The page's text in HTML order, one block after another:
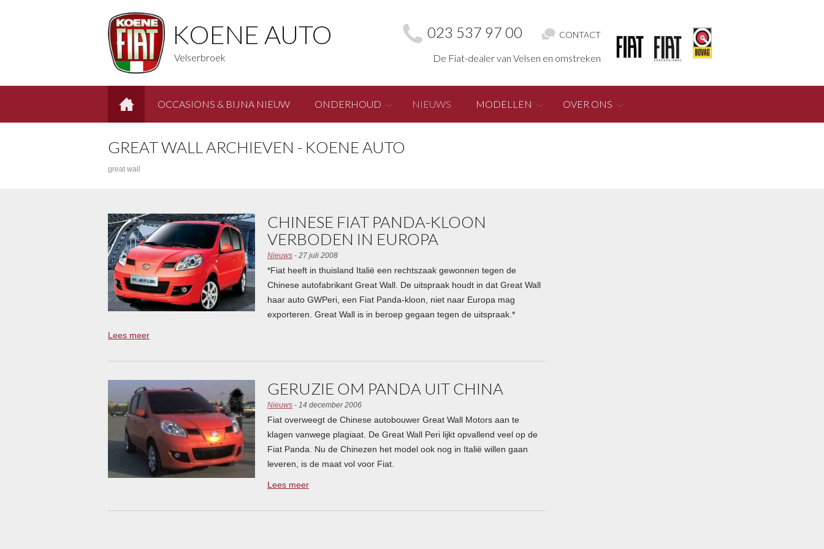
KOENE AUTO
Velserbroek
023 537 97 00 CONTACT
De Fiat-dealer van Velsen en omstreken
OCCASIONS & BIJNA NIEUW ONDERHOUD NIEUWS MODELLEN OVER ONS
GREAT WALL ARCHIEVEN - KOENE AUTO
great wall
CHINESE FIAT PANDA-KLOON
VERBODEN IN EUROPA
Nieuws - 27 juli 2008
*Fiat heeft in thuisland Italië een rechtszaak gewonnen tegen de
Chinese autofabrikant Great Wall. De uitspraak houdt in dat Great Wall
haar auto GWPeri, een Fiat Panda-kloon, niet naar Europa mag
exporteren. Great Wall is in beroep gegaan tegen de uitspraak.*
Lees meer
GERUZIE OM PANDA UIT CHINA
Nieuws - 14 december 2006
Fiat overweegt de Chinese autobouwer Great Wall Motors aan te
klagen vanwege plagiaat. De Great Wall Peri lijkt opvallend veel op de
Fiat Panda. Nu de Chinezen het model ook nog in Italië willen gaan
leveren, is de maat vol voor Fiat.
Lees meer